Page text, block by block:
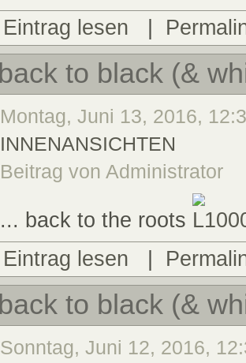
Eintrag lesen
back to black (&
Montag, Juni 13, 2016,
INNENANSICHTEN
Beitrag von Administrator
... back to the roots
Eintrag lesen
|
back to black (&
Sonntag, Juni 12, 2016,